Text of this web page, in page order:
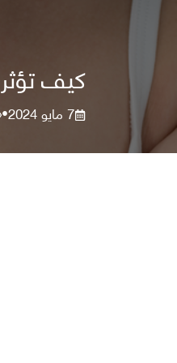
كيف تؤثر 7 أطعمة مختلفة في رائحة الجسم؟
7 مايو 2024 •